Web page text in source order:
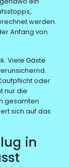
werden.
Anfang von
Viele Gäste
oder
nur die
gesamten
sich auf das
in